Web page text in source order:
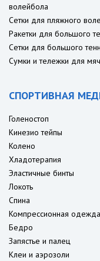
волейбола
Сетки для пляжного
Ракетки для большого
Сетки для большого
Сумки и тележки для
СПОРТИВНАЯ
Голеностоп
Кинезио тейпы
Колено
Хладотерапия
Эластичные бинты
Локоть
Спина
Компрессионная одежда
Бедро
Запястье и палец
Клеи и аэрозоли